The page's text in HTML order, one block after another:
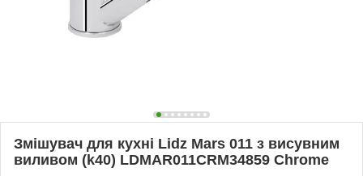
Змішувач для кухні Lidz Mars 011 з висувним
виливом (k40) LDMAR011CRM34859 Chrome